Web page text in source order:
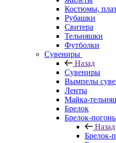
Костюмы,
Рубашки
Свитера
Тельняшки
Футболки
Сувениры
Назад
Сувениры
Вымпелы
Ленты
Майка-
Брелок
Брелок-
Назад
Брелок-